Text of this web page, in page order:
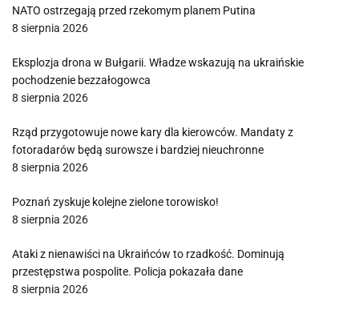
NATO ostrzegają przed rzekomym planem Putina
8 sierpnia 2026
Eksplozja drona w Bułgarii. Władze wskazują na ukraińskie
pochodzenie bezzałogowca
8 sierpnia 2026
Rząd przygotowuje nowe kary dla kierowców. Mandaty z
fotoradarów będą surowsze i bardziej nieuchronne
8 sierpnia 2026
Poznań zyskuje kolejne zielone torowisko!
8 sierpnia 2026
Ataki z nienawiści na Ukraińców to rzadkość. Dominują
przestępstwa pospolite. Policja pokazała dane
8 sierpnia 2026